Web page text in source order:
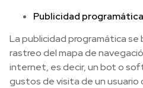
Publicidad programática
La publicidad programática se
rastreo del mapa de
internet, es decir, un bot o
gustos de visita de un usuario